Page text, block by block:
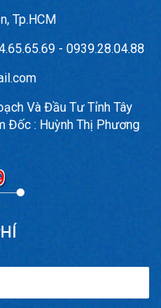
Tp.HCM
- 0939.28.04.88
Và Đầu Tư Tỉnh Tây
Đốc : Huỳnh Thị Phương